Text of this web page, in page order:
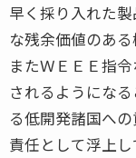
早く採り入れた
な残余価値のあ
またＷＥＥＥ指
されるようにな
る低開発諸国へ
責任として浮上し